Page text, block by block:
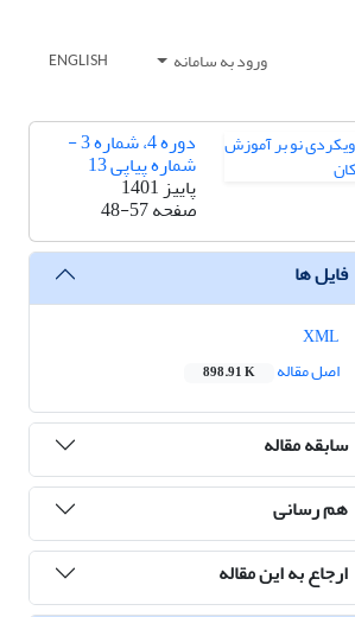
ورود به سامانه ENGLISH
دوره 4، شماره 3 -
شماره پیاپی 13
پاییز 1401
صفحه48-57
فایل ها
اصل مقاله
898.91 K
سابقه مقاله
هم رسانی
ارجاع به این مقاله